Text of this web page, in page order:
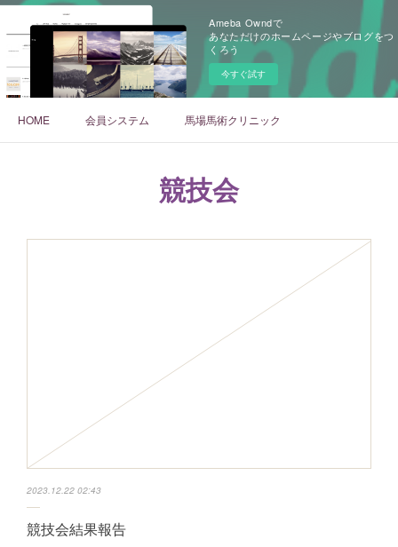
Ameba Owndで
あなただけのホームページやブログをつ
くろう
今すぐ試す
HOME 会員システム 馬場馬術クリニック
競技会
2023.12.22 02:43
競技会結果報告